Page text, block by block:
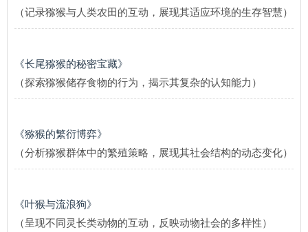
（记录猕猴与人类农田的互动，展现其适应环境的生存智慧）
《长尾猕猴的秘密宝藏》
（探索猕猴储存食物的行为，揭示其复杂的认知能力）
《猕猴的繁衍博弈》
（分析猕猴群体中的繁殖策略，展现其社会结构的动态变化）
《叶猴与流浪狗》
（呈现不同灵长类动物的互动，反映动物社会的多样性）